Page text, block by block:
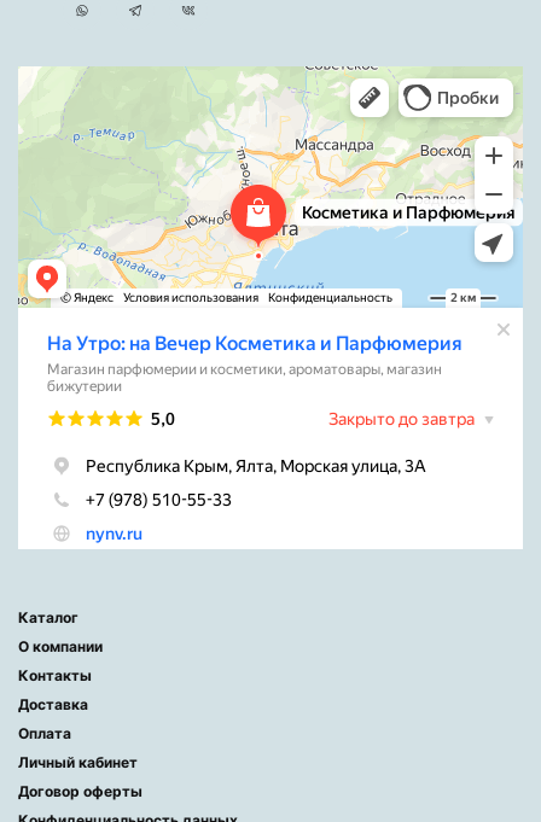
Каталог
О компании
Контакты
Доставка
Оплата
Личный кабинет
Договор оферты